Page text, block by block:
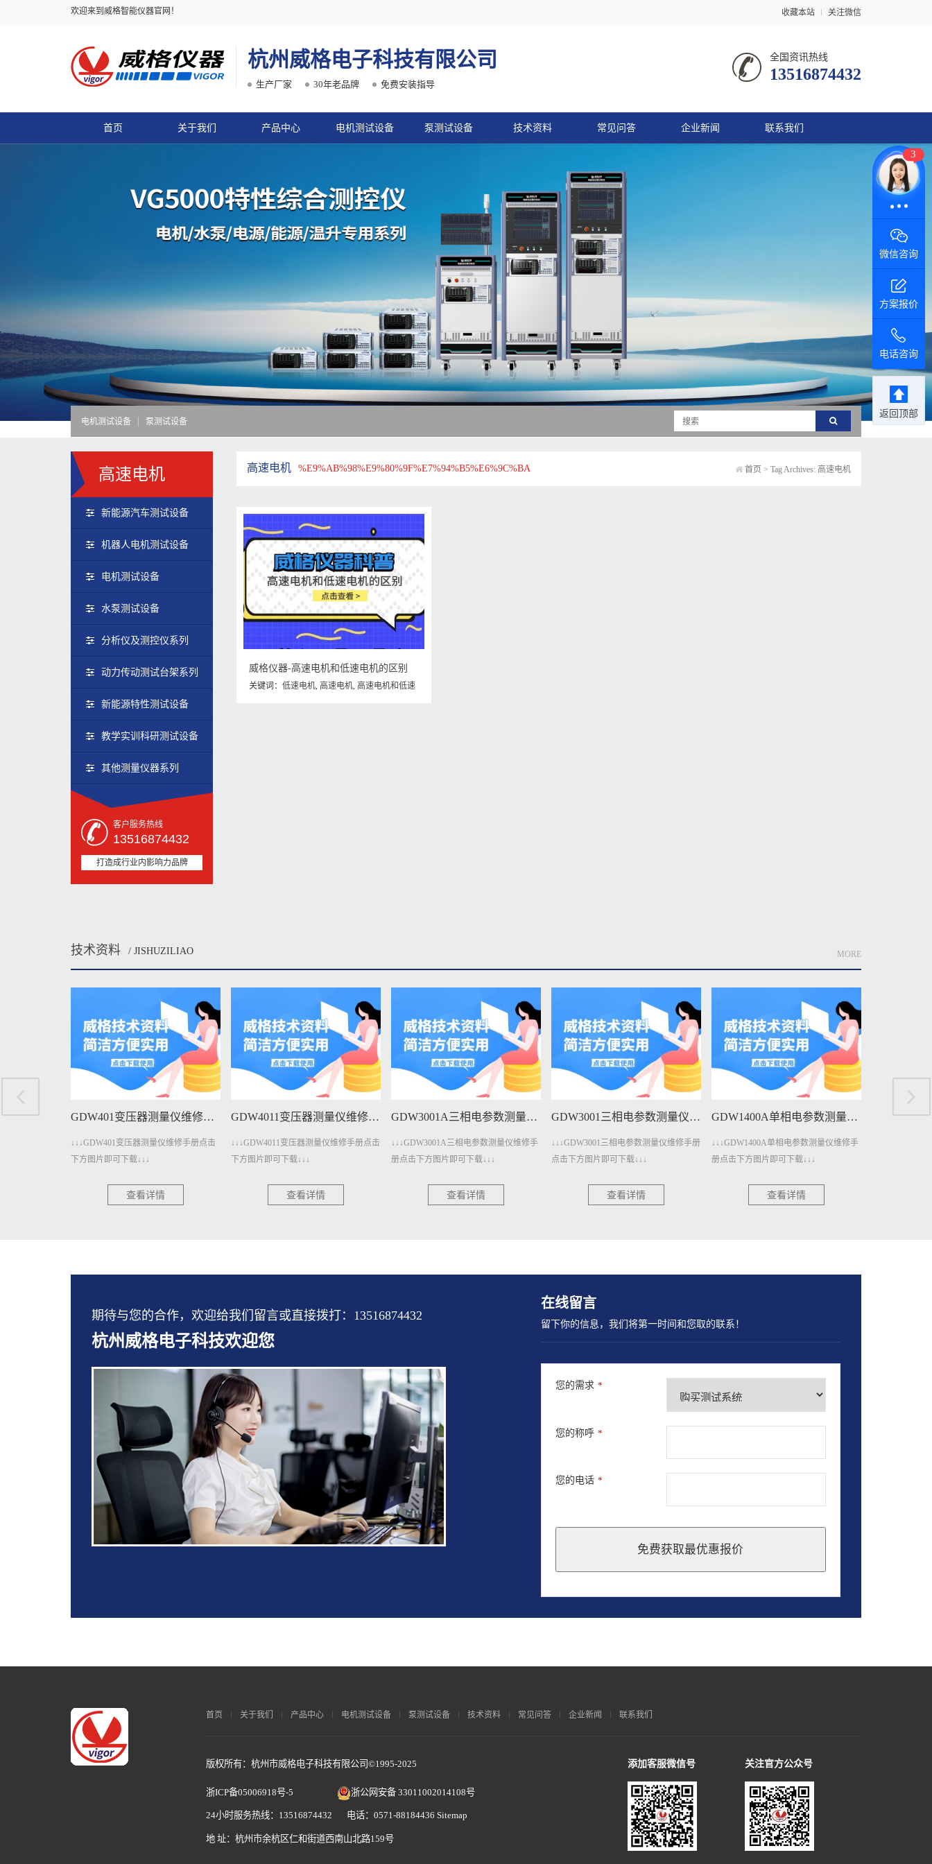
欢迎来到威格智能仪器官网！ 收藏本站 关注微信
杭州威格电子科技有限公司
生产厂家 30年老品牌 免费安装指导
全国资讯热线
13516874432
首页 关于我们 产品中心 电机测试设备 泵测试设备 技术资料 常见问答 企业新闻 联系我们
电机测试设备 泵测试设备
高速电机
新能源汽车测试设备
机器人电机测试设备
电机测试设备
水泵测试设备
分析仪及测控仪系列
动力传动测试台架系列
新能源特性测试设备
教学实训科研测试设备
其他测量仪器系列
客户服务热线
13516874432
打造成行业内影响力品牌
高速电机 %E9%AB%98%E9%80%9F%E7%94%B5%E6%9C%BA 首页 > Tag Archives: 高速电机
威格仪器-高速电机和低速电机的区别
关键词：低速电机, 高速电机, 高速电机和低速
技术资料 / JISHUZILIAO MORE
GDW401变压器测量仪维修手册下载
↓↓↓GDW401变压器测量仪维修手册点击
下方图片即可下载↓↓↓
查看详情
GDW4011变压器测量仪维修手册下载
↓↓↓GDW4011变压器测量仪维修手册点击
下方图片即可下载↓↓↓
查看详情
GDW3001A三相电参数测量仪维修手册下载
↓↓↓GDW3001A三相电参数测量仪维修手
册点击下方图片即可下载↓↓↓
查看详情
GDW3001三相电参数测量仪维修手册下载
↓↓↓GDW3001三相电参数测量仪维修手册
点击下方图片即可下载↓↓↓
查看详情
GDW1400A单相电参数测量仪维修手册下载
↓↓↓GDW1400A单相电参数测量仪维修手
册点击下方图片即可下载↓↓↓
查看详情
期待与您的合作，欢迎给我们留言或直接拨打：13516874432
杭州威格电子科技欢迎您
在线留言
留下你的信息，我们将第一时间和您取的联系！
您的需求 *
您的称呼 *
您的电话 *
免费获取最优惠报价
should
首页 关于我们 产品中心 电机测试设备 泵测试设备 技术资料 常见问答 企业新闻 联系我们
版权所有：杭州市威格电子科技有限公司©1995-2025 添加客服微信号 关注官方公众号
浙ICP备05006918号-5 浙公网安备 33011002014108号
24小时服务热线：13516874432 电话：0571-88184436 Sitemap
地 址：杭州市余杭区仁和街道西南山北路159号
3
在线咨询
微信咨询
方案报价
电话咨询
返回顶部